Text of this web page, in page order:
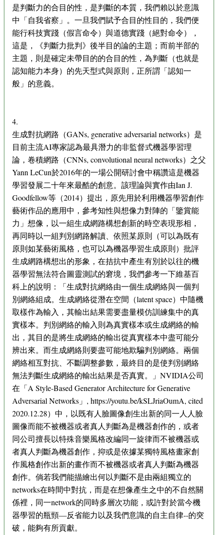
是判斷力的合目的性，是判斷的本質，我們賴以於意識
中「自我省察」。一旦我們賦予合目的性目的，我們便
能行科技實踐（假言命令）與道德實踐（絕對命令），
這是，《判斷力批判》後半目的論的主題；而前半部的
主題，則是確定未帶目的的合目的性，為判斷（也就是
認知能力本身）的先天型式與原則，正所謂「認知一
般」的意義。
4.
生成對抗網路（GANs, generative adversarial networks）是
目前主流AI專家認為最具潛力的非監督式機器學習理
論，卷積網路（CNNs, convolutional neural networks）之父
Yann LeCun於2016年的一場公開研討會中稱讚這是機器
學習發展二十年來最酷的創意。該理論與實作由Ian J.
Goodfellow等（2014）提出，原先用於利用機器學習創作
藝術作品的應用中，參考知性與想像力對陣的「鑒賞能
力」想像，以一組生成網路構想創新的時空表現形相，
再同時以一組判別網路解讀、依照某原則（可以為既有
原則如某藝術風格，也可以為機器學習生成原則）批評
生成網路構想出的形象，在拮抗中產生有別於以往的機
器學習無法符合圖靈測試的窘境，我們參考一下維基百
科上的說明：「生成對抗網絡由一個生成網絡與一個判
別網絡組成。生成網絡從潛在空間（latent space）中隨機
取樣作為輸入，其輸出結果需要盡量模仿訓練集中的真
實樣本。判別網絡的輸入則為真實樣本或生成網絡的輸
出，其目的是將生成網絡的輸出從真實樣本中盡可能分
辨出來。而生成網絡則要盡可能地欺騙判別網絡。兩個
網絡相互對抗、不斷調整參數，最終目的是使判別網絡
無法判斷生成網絡的輸出結果是否真實。」NVIDIA公司
在「A Style-Based Generator Architecture for Generative
Adversarial Networks」, https://youtu.be/kSLJriaOumA, cited
2020.12.28）中，以既有人臉圖像創生出新的同一人人臉
圖像而能不被機器或者真人判斷為是機器創作的，或者
同公司擅長以特殊音樂風格改編同一旋律而不被機器或
者真人判斷為機器創作，抑或是依據某獨特風格畫家創
作風格創作出新的畫作而不被機器或者真人判斷為機器
創作。倘若我們能描繪出何以判斷不是由兩組獨立的
networks在時間中對抗，而是在想像產生之中的不自然關
係裡，同一network的同時多層次功能，或許對於當今機
器學習的瓶頸—反省能力以及我們意識的自主自律--的突
破，能夠有所貢獻。